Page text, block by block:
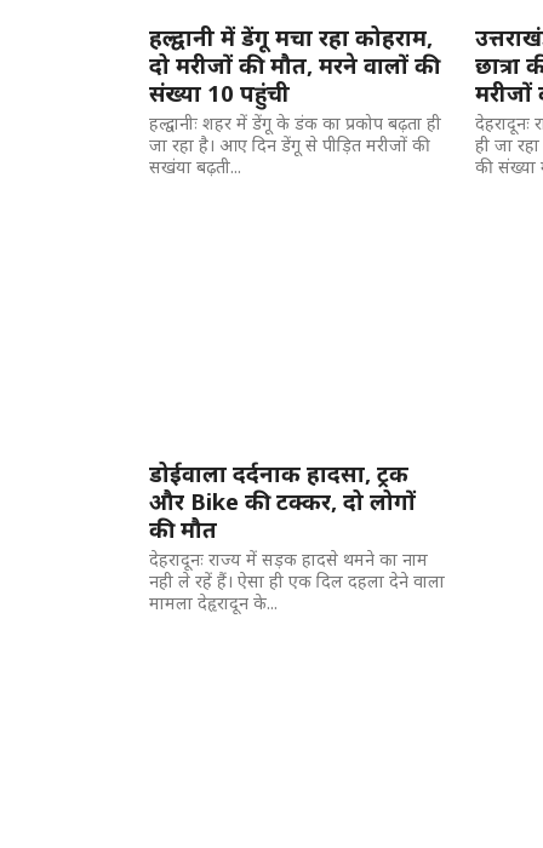
हल्द्वानी में डेंगू मचा रहा कोहराम,
दो मरीजों की मौत, मरने वालों की
संख्या 10 पहुंची
हल्द्वानीः शहर में डेंगू के डंक का प्रकोप बढ़ता ही
जा रहा है। आए दिन डेंगू से पीड़ित मरीजों की
सखंया बढ़ती...
छात्रा
मरीजों
देहरादूनः
ही जा
की संख्या
डोईवाला दर्दनाक हादसा, ट्रक
और Bike की टक्कर, दो लोगों
की मौत
देहरादूनः राज्य में सड़क हादसे थमने का नाम
नही ले रहें हैं। ऐसा ही एक दिल दहला देने वाला
मामला देहृरादून के...